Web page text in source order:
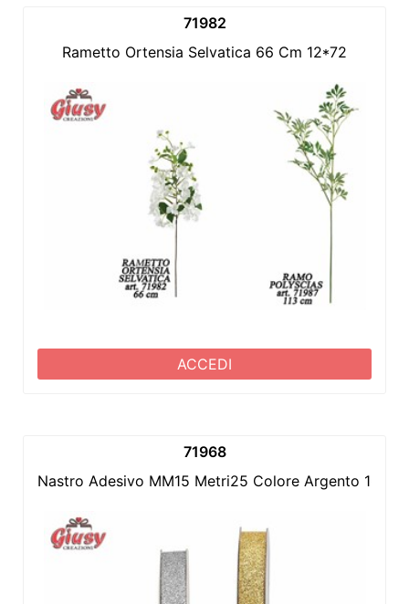
71982
Rametto Ortensia Selvatica 66 Cm 12*72
ACCEDI
71968
Nastro Adesivo MM15 Metri25 Colore Argento 1*48